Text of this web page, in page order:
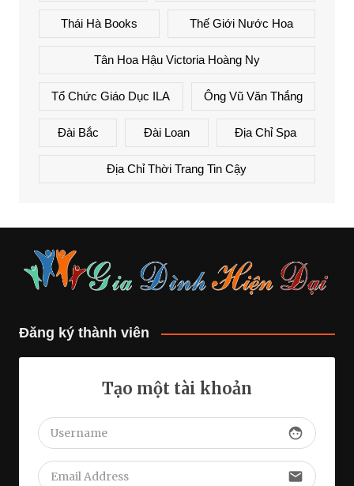
Thái Hà Books Thế Giới Nước Hoa
Tân Hoa Hậu Victoria Hoàng Ny
Tổ Chức Giáo Dục ILA Ông Vũ Văn Thắng
Đài Bắc Đài Loan Địa Chỉ Spa
Địa Chỉ Thời Trang Tin Cậy
Đăng ký thành viên
Tạo một tài khoản
face
email